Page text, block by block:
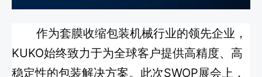
作为套膜收缩包装机械行业的领先企业，
KUKO始终致力于为全球客户提供高精度、高
稳定性的包装解决方案。此次SWOP展会上，